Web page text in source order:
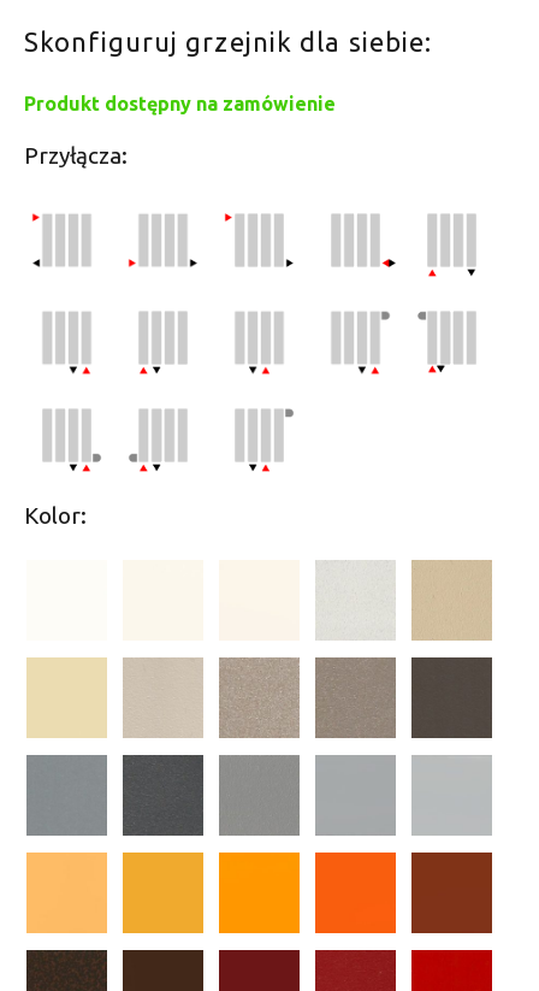
Skonfiguruj grzejnik dla siebie:
Produkt dostępny na zamówienie
Przyłącza:
Kolor: